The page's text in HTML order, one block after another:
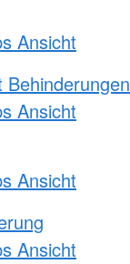
Ansicht
Ansicht
Ansicht
Ansicht